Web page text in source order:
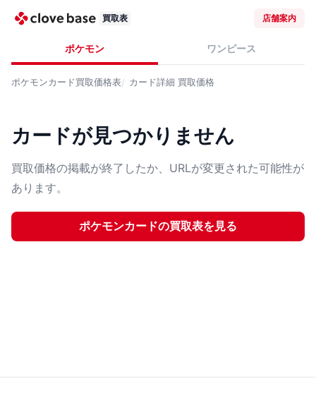
買取表 店舗案内
ポケモン ワンピース
ポケモンカード買取価格表 カード詳細 買取価格
カードが見つかりません
買取価格の掲載が終了したか、URLが変更された可能性が
あります。
ポケモンカードの買取表を見る